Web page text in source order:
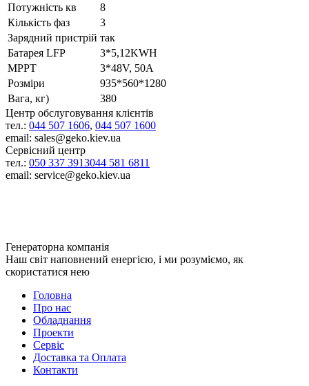
Потужність кв
8
Кількість фаз
3
Зарядний пристрій так
Батарея LFP
3*5,12KWH
МРРТ
3*48V, 50A
Розміри
935*560*1280
Вага, кг)
380
Центр обслуговування клієнтів
тел.: 044 507 1606, 044 507 1600
email: sales@geko.kiev.ua
Сервісний центр
тел.: 050 337 3913044 581 6811
email: service@geko.kiev.ua
Генераторна компанія
Наш світ наповнений енергією, і ми розуміємо, як
скористатися нею
Головна
Про нас
Обладнання
Проекти
Сервіс
Доставка та Оплата
Контакти